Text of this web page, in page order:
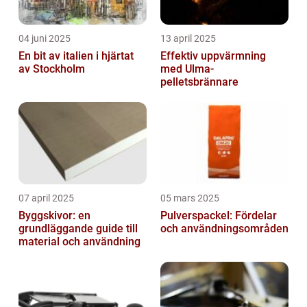
04 juni 2025
En bit av italien i hjärtat
av Stockholm
13 april 2025
Effektiv uppvärmning
med Ulma-
pelletsbrännare
07 april 2025
Byggskivor: en
grundläggande guide till
material och användning
05 mars 2025
Pulverspackel: Fördelar
och användningsområden